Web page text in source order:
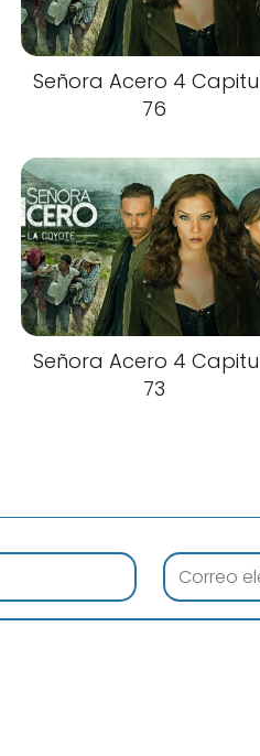
Señora Acero 4
76
Señora Acero 4
73